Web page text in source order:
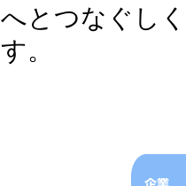
へとつなぐし
す。